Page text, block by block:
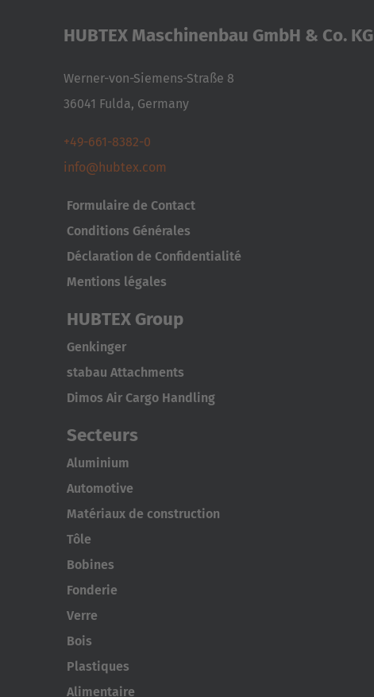
HUBTEX Maschinenbau GmbH & Co. KG
Werner-von-Siemens-Straße 8
36041 Fulda, Germany
+49-661-8382-0
info@hubtex.com
Formulaire de Contact
Conditions Générales
Déclaration de Confidentialité
Mentions légales
HUBTEX Group
Genkinger
stabau Attachments
Dimos Air Cargo Handling
Secteurs
Aluminium
Automotive
Matériaux de construction
Tôle
Bobines
Fonderie
Verre
Bois
Plastiques
Alimentaire